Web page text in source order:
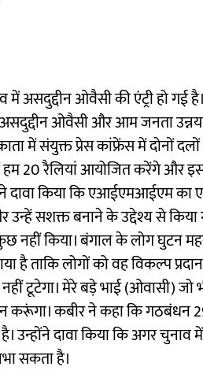
असदुद्दीन ओवैसी की एंट्री हो
ओवैसी और आम जनता उन्नयन
में संयुक्त प्रेस कांफ्रेंस में दोनों
20 रैलियां आयोजित करेंगे और
दावा किया कि एआईएमआईएम
सशक्त बनाने के उद्देश्य से किया
किया। बंगाल के लोग घुटन
है ताकि लोगों को वह विकल्प
टूटेगा। मेरे बड़े भाई (ओवासी) जो
करूंगा। कबीर ने कहा कि गठबंधन
उन्होंने दावा किया कि अगर
सकता है।